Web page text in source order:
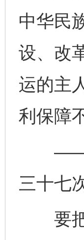
中华民
设、改
运的主
利保障
三十七
要把